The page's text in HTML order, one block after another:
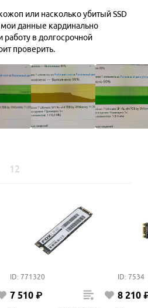
или насколько убитый SSD
мои данные кардинально
работу в долгосрочной
проверить.
12
ID: 771320
7 510 ₽
ID: 7534
8 210